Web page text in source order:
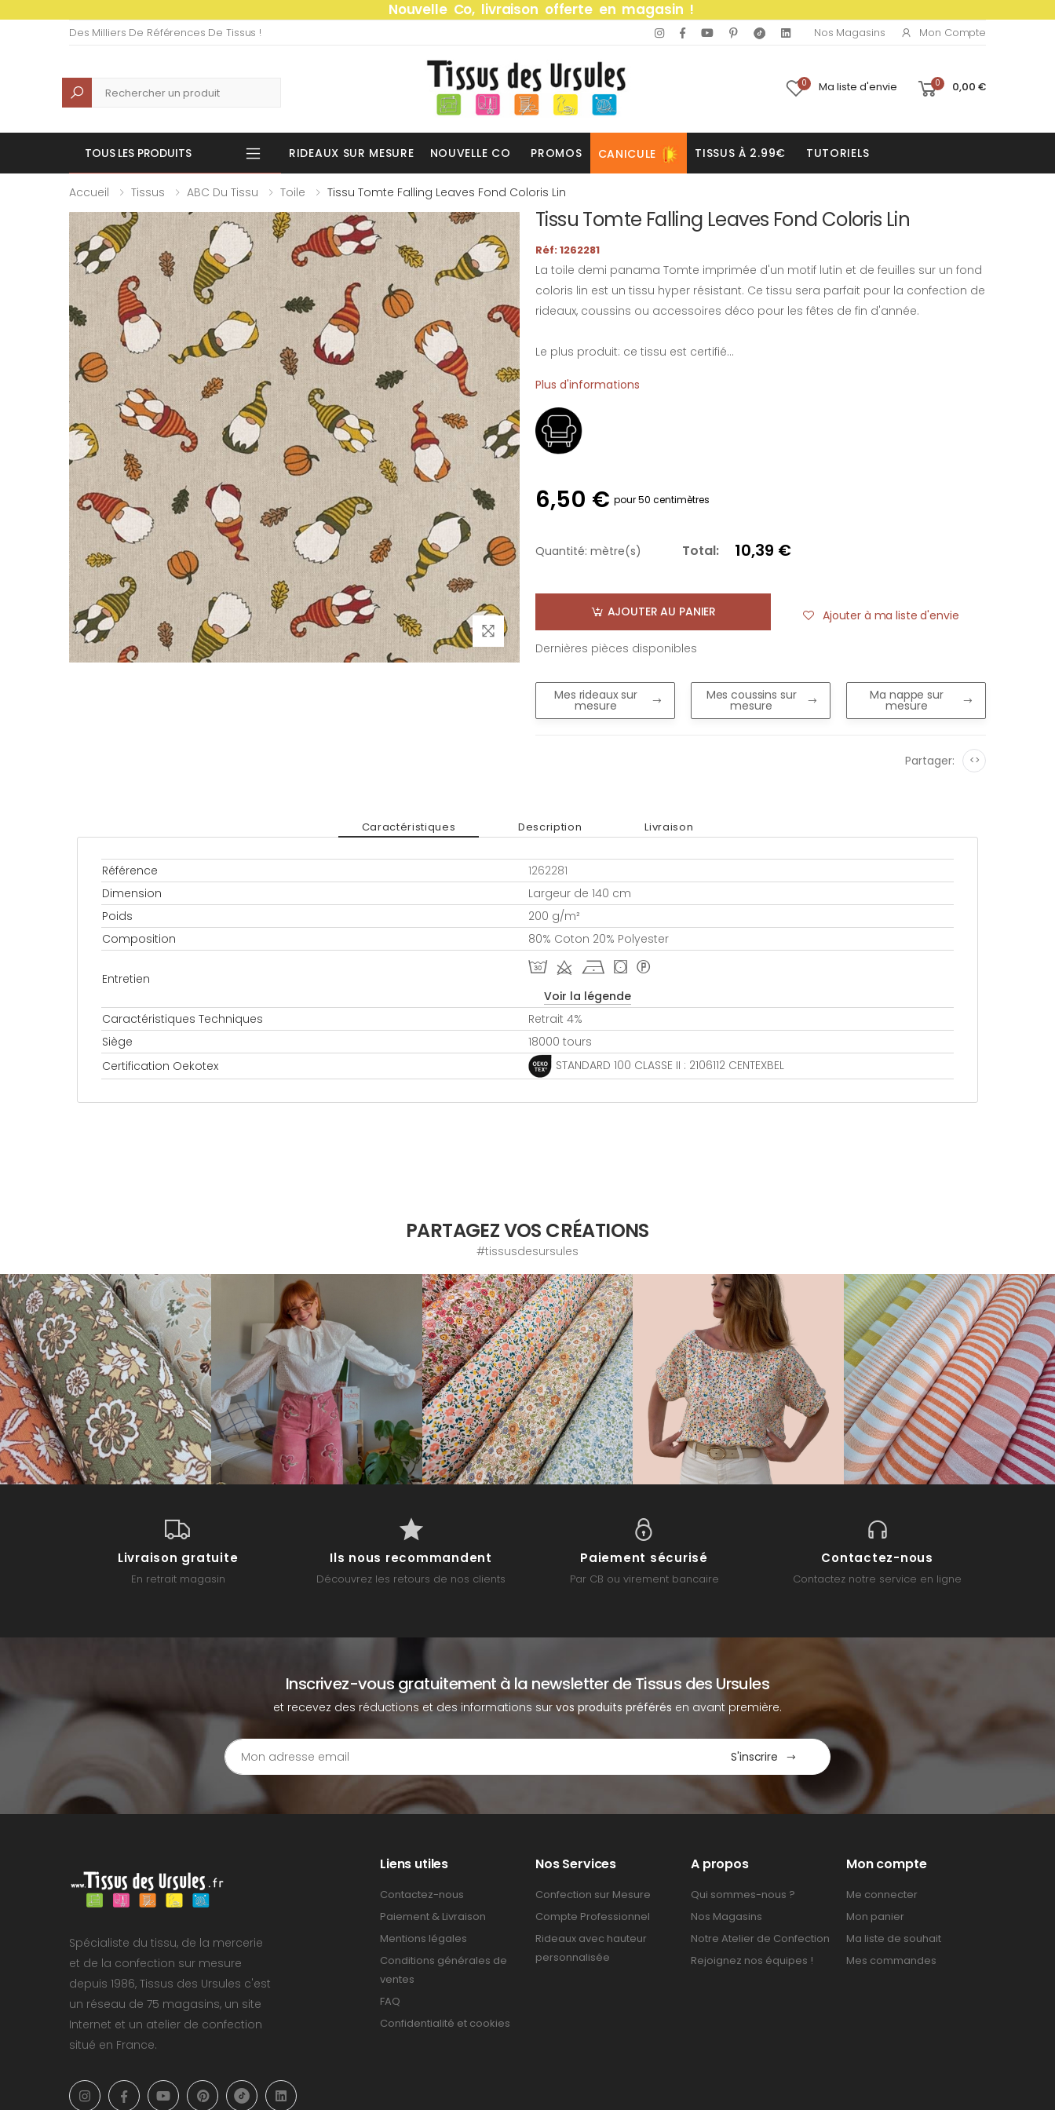
Nouvelle Co, livraison offerte en magasin !
Des Milliers De Références De Tissus ! Nos Magasins Mon Compte
Recherche 0 Ma liste d'envie 0 0,00 €
TOUS LES PRODUITS RIDEAUX SUR MESURE NOUVELLE CO PROMOS CANICULE TISSUS À 2.99€ TUTORIELS
Accueil Tissus ABC Du Tissu Toile Tissu Tomte Falling Leaves Fond Coloris Lin
Tissu Tomte Falling Leaves Fond Coloris Lin
Réf: 1262281
La toile demi panama Tomte imprimée d'un motif lutin et de feuilles sur un fond
coloris lin est un tissu hyper résistant. Ce tissu sera parfait pour la confection de
rideaux, coussins ou accessoires déco pour les fêtes de fin d'année.
Le plus produit: ce tissu est certifié...
Plus d'informations
6,50 € pour 50 centimètres
Quantité: mètre(s) Total: 10,39 €
AJOUTER AU PANIER Ajouter à ma liste d'envie
Dernières pièces disponibles
Mes rideaux sur
mesure
Mes coussins sur
mesure
Ma nappe sur
mesure
Partager: <>
Caractéristiques Description Livraison
Référence
1262281
Dimension
Largeur de 140 cm
Poids
200 g/m²
Composition
80% Coton 20% Polyester
Entretien
T d h ( *
Voir la légende
Caractéristiques Techniques
Retrait 4%
Siège
18000 tours
Certification Oekotex
STANDARD 100 CLASSE II : 2106112 CENTEXBEL
PARTAGEZ VOS CRÉATIONS
#tissusdesursules
Livraison gratuite
En retrait magasin
Ils nous recommandent
Découvrez les retours de nos clients
Paiement sécurisé
Par CB ou virement bancaire
Contactez-nous
Contactez notre service en ligne
Inscrivez-vous gratuitement à la newsletter de Tissus des Ursules
et recevez des réductions et des informations survos produits préférés en avant première.
S'inscrire
Spécialiste du tissu, de la mercerie
et de la confection sur mesure
depuis 1986, Tissus des Ursules c'est
un réseau de 75 magasins, un site
Internet et un atelier de confection
situé en France.
Liens utiles
Contactez-nous
Paiement & Livraison
Mentions légales
Conditions générales de
ventes
FAQ
Confidentialité et cookies
Nos Services
Confection sur Mesure
Compte Professionnel
Rideaux avec hauteur
personnalisée
A propos
Qui sommes-nous ?
Nos Magasins
Notre Atelier de Confection
Rejoignez nos équipes !
Mon compte
Me connecter
Mon panier
Ma liste de souhait
Mes commandes